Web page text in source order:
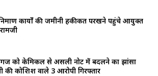
निर्माण कार्यों की जमीनी हकीकत परखने पहुंचे आयुक्त
को केमिकल से असली नोट में बदलने का झांसा
की कोशिश वाले 3 आरोपी गिरफ्तार